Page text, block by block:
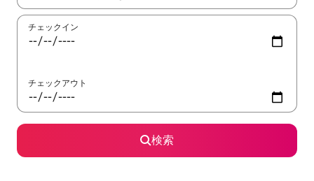
チェックイン
チェックアウト
検索